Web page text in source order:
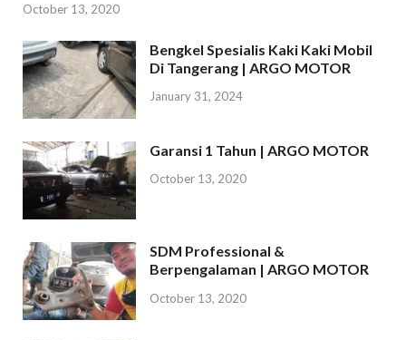
October 13, 2020
Bengkel Spesialis Kaki Kaki Mobil
Di Tangerang | ARGO MOTOR
January 31, 2024
Garansi 1 Tahun | ARGO MOTOR
October 13, 2020
SDM Professional &
Berpengalaman | ARGO MOTOR
October 13, 2020